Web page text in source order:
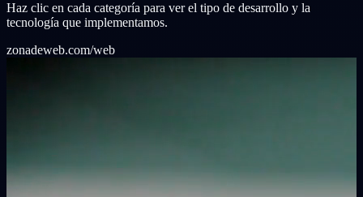
Haz clic en cada categoría para ver el tipo de desarrollo y la
tecnología que implementamos.
zonadeweb.com/web